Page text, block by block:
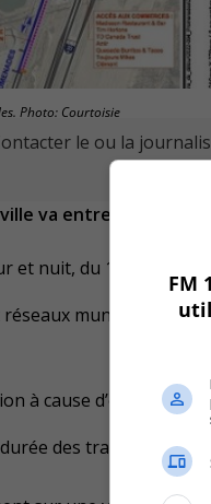
Photo: Courtoisie
le ou la
va entreprendre
nuit, du 14 au 18
municipaux le
à cause d’entraves
des travaux.
FM